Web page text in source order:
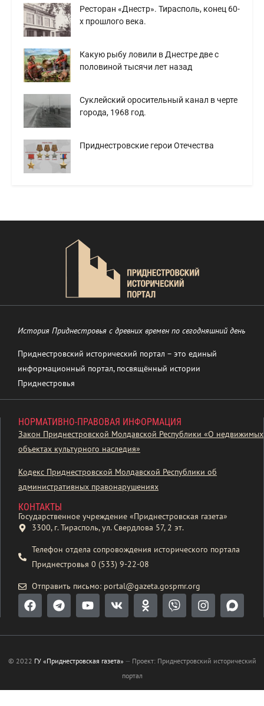
Ресторан «Днестр». Тирасполь, конец 60-
х прошлого века.
Какую рыбу ловили в Днестре две с
половиной тысячи лет назад
Суклейский оросительный канал в черте
города, 1968 год.
Приднестровские герои Отечества
История Приднестровья с древних времен по сегодняшний день
Приднестровский исторический портал – это единый
информационный портал, посвящённый истории
Приднестровья
НОРМАТИВНО-ПРАВОВАЯ ИНФОРМАЦИЯ
Закон Приднестровской Молдавской Республики «О недвижимых
объектах культурного наследия»
Кодекс Приднестровской Молдавской Республики об
административных правонарушениях
КОНТАКТЫ
Государственное учреждение «Приднестровская газета»
3300, г. Тирасполь, ул. Свердлова 57, 2 эт.
Телефон отдела сопровождения исторического портала
Приднестровья 0 (533) 9-22-08
Отправить письмо: portal@gazeta.gospmr.org
© 2022 ГУ «Приднестровская газета» — Проект: Приднестровский исторический
портал